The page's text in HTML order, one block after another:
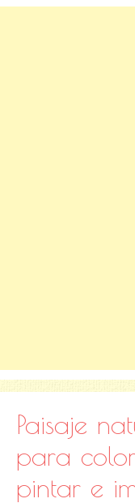
Paisaje
para
pintar e